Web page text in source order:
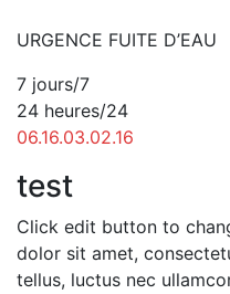
URGENCE FUITE D’EAU
7 jours/7
24 heures/24
06.16.03.02.16
test
Click edit button to
dolor sit amet,
tellus, luctus nec